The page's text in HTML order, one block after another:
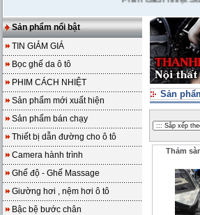
Sản phẩm nổi bật
TIN GIẢM GIÁ
Bọc ghế da ô tô
PHIM CÁCH NHIỆT
Sản phẩm mới xuất hiện
Sản phẩm bán chạy
Thiết bị dẫn đường cho ô tô
Camera hành trình
Ghế độ - Ghế Massage
Giường hơi , nệm hơi ô tô
Bậc bệ bước chân
Sản
Thảm